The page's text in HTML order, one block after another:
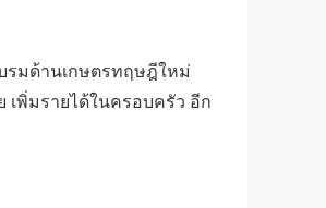
รมด้านเกษตรทฤษฎีใหม่
เพิ่มรายได้ในครอบครัว อีก